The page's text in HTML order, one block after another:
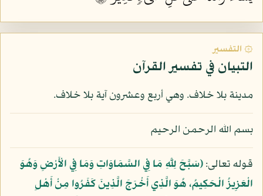
۞ التفسير
التبيان في تفسير القرآن
مدينة بلا خلاف. وهي أربع وعشرون آية بلا خلاف.
بسم الله الرحمن الرحيم
قوله تعالى:﴿سَبَّحَ لِلَّهِ مَا فِي السَّمَاوَاتِ وَمَا فِي الْأَرْضِ وَهُوَ
الْعَزِيزُ الْحَكِيمُ، هُوَ الَّذِي أَخْرَجَ الَّذِينَ كَفَرُوا مِنْ أَهْلِ